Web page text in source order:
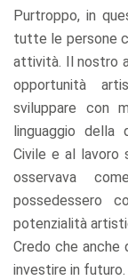
Purtroppo, in
tutte le persone
attività. Il nostro
opportunità
sviluppare con
linguaggio della
Civile e al lavoro
osservava
possedessero
potenzialità
Credo che anche
investire in futuro.